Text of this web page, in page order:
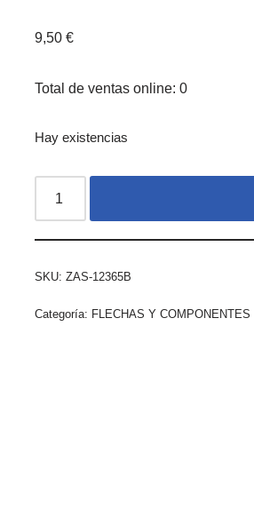
9,50 €
Total de ventas online: 0
Hay existencias
SKU: ZAS-12365B
Categoría: FLECHAS Y COMPONENTES